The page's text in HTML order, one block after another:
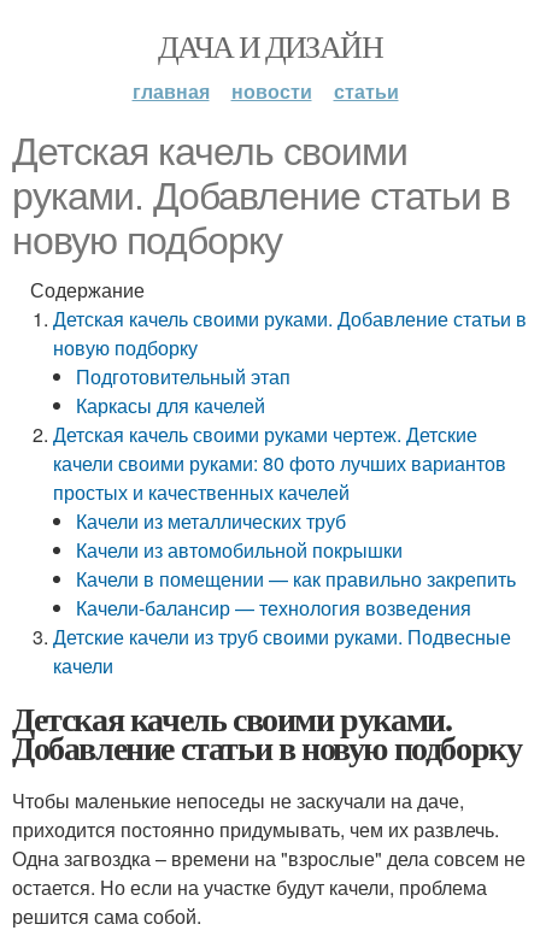
ДАЧА И ДИЗАЙН
главная новости статьи
Детская качель своими
руками. Добавление статьи в
новую подборку
Содержание
Детская качель своими руками. Добавление статьи в
новую подборку
Подготовительный этап
Каркасы для качелей
Детская качель своими руками чертеж. Детские
качели своими руками: 80 фото лучших вариантов
простых и качественных качелей
Качели из металлических труб
Качели из автомобильной покрышки
Качели в помещении — как правильно закрепить
Качели-балансир — технология возведения
Детские качели из труб своими руками. Подвесные
качели
Детская качель своими руками.
Добавление статьи в новую подборку
Чтобы маленькие непоседы не заскучали на даче,
приходится постоянно придумывать, чем их развлечь.
Одна загвоздка – времени на "взрослые" дела совсем не
остается. Но если на участке будут качели, проблема
решится сама собой.